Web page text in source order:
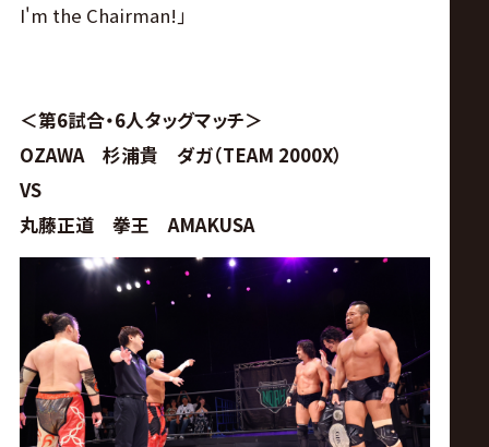
I'm the Chairman!｣
＜第6試合・6人タッグマッチ＞
OZAWA 杉浦貴 ダガ（TEAM 2000X）
VS
丸藤正道 拳王 AMAKUSA